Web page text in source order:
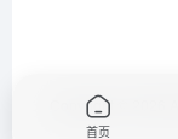
Copyright © 2026
首页